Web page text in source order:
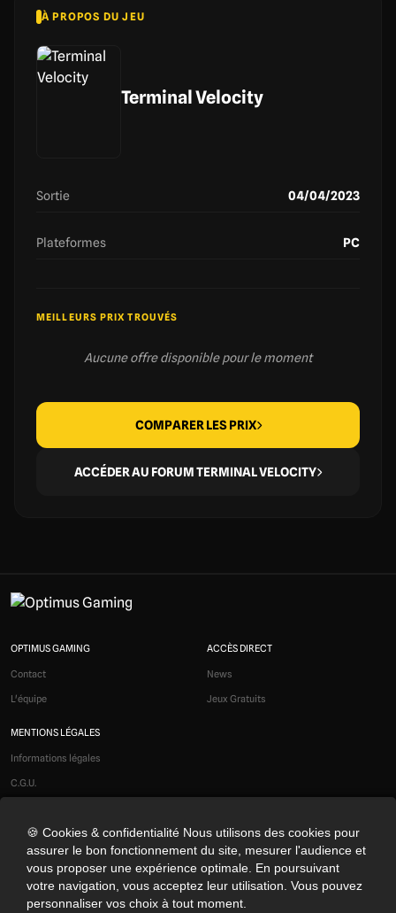
À PROPOS DU JEU
Terminal Velocity
Sortie 04/04/2023
Plateformes PC
MEILLEURS PRIX TROUVÉS
Aucune offre disponible pour le moment
COMPARER LES PRIX
ACCÉDER AU FORUM TERMINAL VELOCITY
OPTIMUS GAMING
Contact
L'équipe
ACCÈS DIRECT
News
Jeux Gratuits
MENTIONS LÉGALES
Informations légales
C.G.U.
Modération
Confidentialité
Cookies
Préférences cookies
🍪 Cookies & confidentialité Nous utilisons des cookies pour
assurer le bon fonctionnement du site, mesurer l'audience et
vous proposer une expérience optimale. En poursuivant
votre navigation, vous acceptez leur utilisation. Vous pouvez
personnaliser vos choix à tout moment.